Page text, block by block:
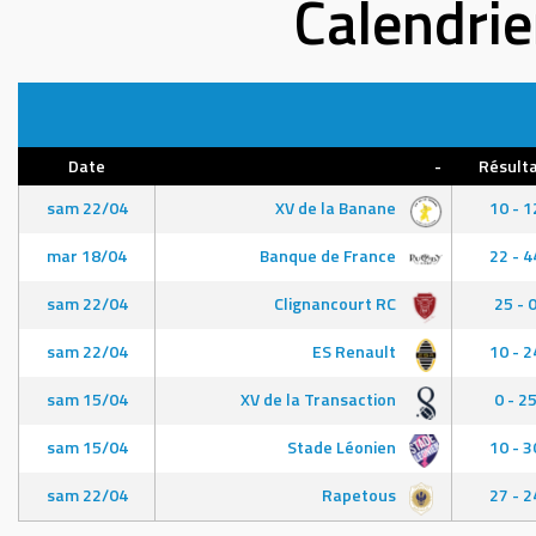
Date -
sam 22/04
XV de la Banane 10 -
mar 18/04
Banque de France 22 -
sam 22/04
Clignancourt RC 25 - 0
sam 22/04
ES Renault 10 -
sam 15/04
XV de la Transaction 0 - 25
sam 15/04
Stade Léonien 10 -
sam 22/04
Rapetous 27 -